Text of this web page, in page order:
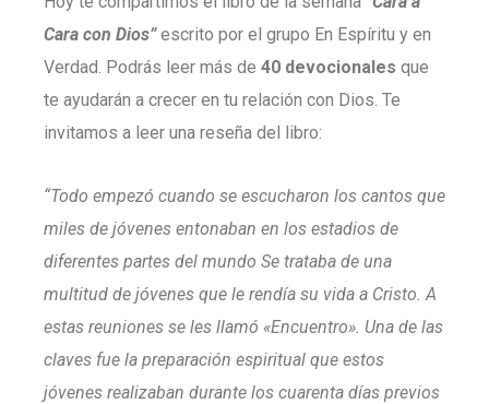
Cara con Dios”escrito por el grupo En Espíritu y en
Verdad. Podrás leer más de 40 devocionales que
te ayudarán a crecer en tu relación con Dios. Te
invitamos a leer una reseña del libro:
“Todo empezó cuando se escucharon los cantos que
miles de jóvenes entonaban en los estadios de
diferentes partes del mundo Se trataba de una
multitud de jóvenes que le rendía su vida a Cristo. A
estas reuniones se les llamó «Encuentro». Una de las
claves fue la preparación espiritual que estos
jóvenes realizaban durante los cuarenta días previos